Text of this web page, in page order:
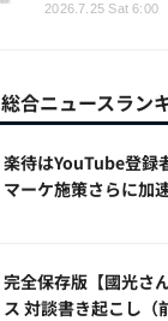
2026.7.25 Sat 6:00
総合ニュースラン
楽待はYouTube登録
マーケ施策さらに加
完全保存版【國光さ
ス 対談書き起こし（